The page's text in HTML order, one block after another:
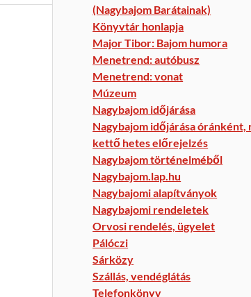
(Nagybajom Barátainak)
Könyvtár honlapja
Major Tibor: Bajom humora
Menetrend: autóbusz
Menetrend: vonat
Múzeum
Nagybajom időjárása
Nagybajom időjárása óránként,
kettő hetes előrejelzés
Nagybajom történelméből
Nagybajom.lap.hu
Nagybajomi alapítványok
Nagybajomi rendeletek
Orvosi rendelés, ügyelet
Pálóczi
Sárközy
Szállás, vendéglátás
Telefonkönyv